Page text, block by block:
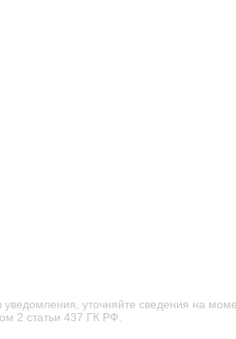
уточняйте сведения на
2 статьи 437 ГК РФ.